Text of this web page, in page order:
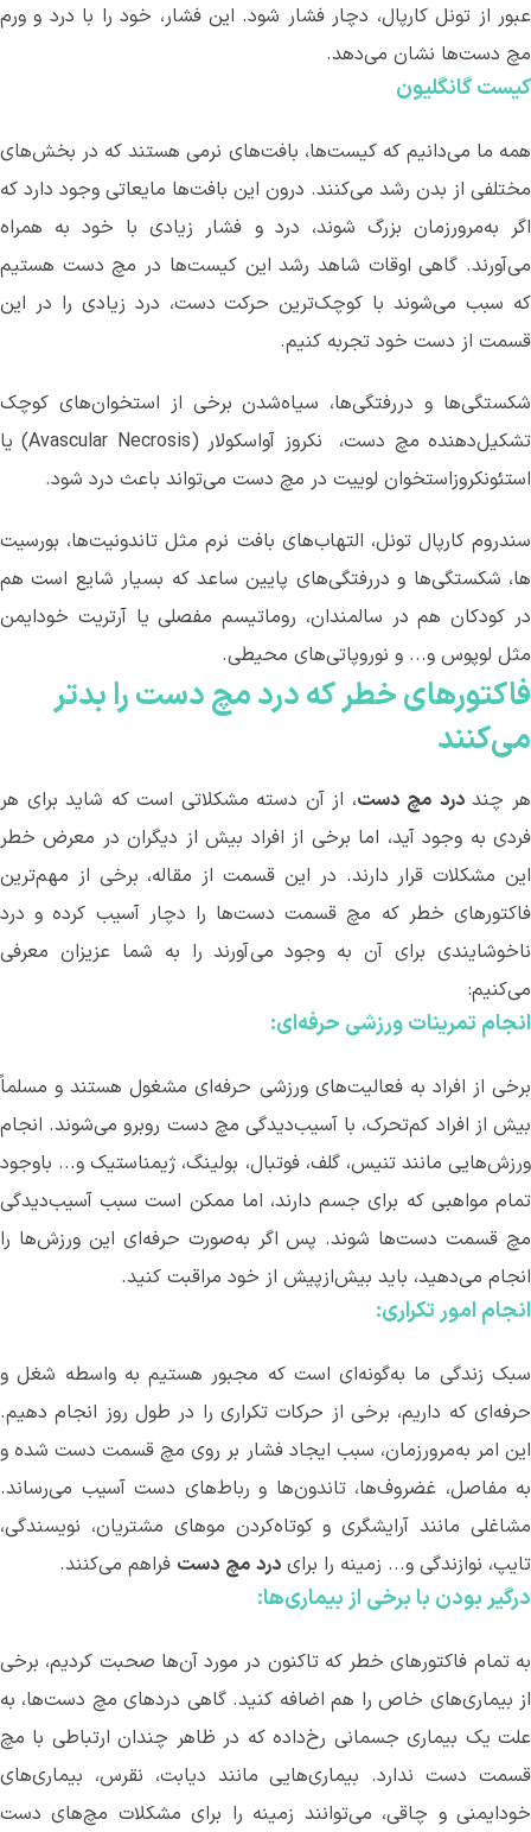
عبور از تونل کارپال، دچار فشار شود. این فشار، خود را با درد و ورم
مچ دست‌ها نشان میدهد.
کیست گانگلیون
همه ما میدانیم که کیستها، بافتهای نرمی هستند که در بخشهای
مختلفی از بدن رشد میکنند. درون این بافتها مایعاتی وجود دارد که
اگر به‌مرورزمان بزرگ شوند، درد و فشار زیادی با خود به همراه
میآورند. گاهی اوقات شاهد رشد این کیستها در مچ دست هستیم
که سبب میشوند با کوچکترین حرکت دست، درد زیادی را در این
قسمت از دست خود تجربه کنیم.
شکستگی‌ها و دررفتگی‌ها، سیاه‌شدن برخی از استخوان‌های کوچک
تشکیل‌دهنده مچ دست، نکروز آواسکولار (Avascular Necrosis) یا
استئونکروزاستخوان لوییت در مچ دست می‌تواند باعث درد شود.
سندروم کارپال تونل، التهاب‌های بافت نرم مثل تاندونیت‌ها، بورسیت
ها، شکستگی‌ها و دررفتگی‌های پایین ساعد که بسیار شایع است هم
در کودکان هم در سالمندان، روماتیسم مفصلی یا آرتریت خودایمن
مثل لوپوس و... و نوروپاتی‌های محیطی.
فاکتورهای خطر کهدرد مچ دسترا بدتر
میکنند
هر چنددرد مچ دست، از آن دسته مشکلاتی است که شاید برای هر
فردی به وجود آید، اما برخی از افراد بیش از دیگران در معرض خطر
این مشکلات قرار دارند. در این قسمت از مقاله، برخی از مهمترین
فاکتورهای خطر که مچ قسمت دست‌ها را دچار آسیب کرده و درد
ناخوشایندی برای آن به وجود میآورند را به شما عزیزان معرفی
میکنیم:
انجام تمرینات ورزشی حرفهای:
برخی از افراد به فعالیتهای ورزشی حرفهای مشغول هستند و مسلماً
بیش از افراد کم‌تحرک، با آسیب‌دیدگی مچ دست روبرو میشوند. انجام
ورزشهایی مانند تنیس، گلف، فوتبال، بولینگ، ژیمناستیک و... باوجود
تمام مواهبی که برای جسم دارند، اما ممکن است سبب آسیب‌دیدگی
مچ قسمت دست‌ها شوند. پس اگر به‌صورت حرفهای این ورزشها را
انجام میدهید، باید بیش‌ازپیش از خود مراقبت کنید.
انجام امور تکراری:
سبک زندگی ما به‌گونه‌ای است که مجبور هستیم به واسطه شغل و
حرفهای که داریم، برخی از حرکات تکراری را در طول روز انجام دهیم.
این امر به‌مرورزمان، سبب ایجاد فشار بر روی مچ قسمت دست شده و
به مفاصل، غضروفها، تاندونها و رباطهای دست آسیب میرساند.
مشاغلی مانند آرایشگری و کوتاه‌کردن موهای مشتریان، نویسندگی،
تایپ، نوازندگی و... زمینه را برای درد مچ دست فراهم میکنند.
درگیر بودن با برخی از بیماریها:
به تمام فاکتورهای خطر که تاکنون در مورد آنها صحبت کردیم، برخی
از بیماریهای خاص را هم اضافه کنید. گاهی دردهای مچ دست‌ها، به
علت یک بیماری جسمانی رخ‌داده که در ظاهر چندان ارتباطی با مچ
قسمت دست ندارد. بیماریهایی مانند دیابت، نقرس، بیماریهای
خودایمنی و چاقی، میتوانند زمینه را برای مشکلات مچ‌های دست